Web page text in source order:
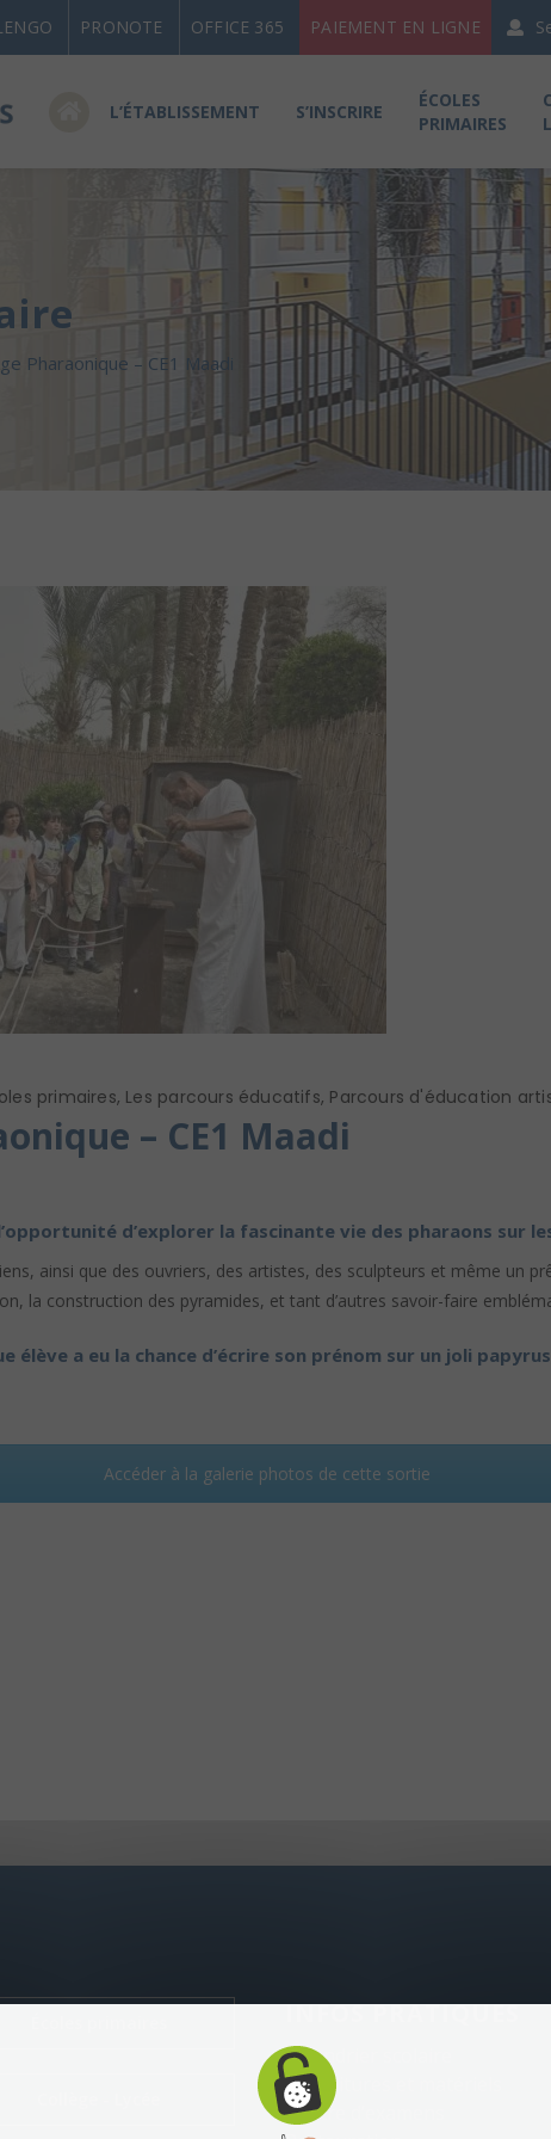
PRONOTE OFFICE 365 PAIEMENT EN LIGNE
L’ÉTABLISSEMENT S’INSCRIRE
ÉCOLES
PRIMAIRES
Pharaonique – CE1 Maadi
primaires, Les parcours éducatifs, Parcours d'éducation
– CE1 Maadi
d’explorer la fascinante vie des pharaons sur
ainsi que des ouvriers, des artistes, des sculpteurs et même un
la construction des pyramides, et tant d’autres savoir-faire
élève a eu la chance d’écrire son prénom sur un joli
Accéder à la galerie photos de cette sortie
INFOS PRATIQUES
Calendrier scolaire
Fournitures et matériels
Centre d’examens